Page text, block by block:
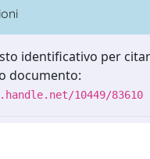
identificativo per
documento:
10449/83610